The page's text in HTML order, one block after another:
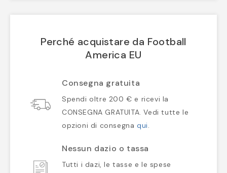
Perché acquistare da Football
America EU
Consegna gratuita
Spendi oltre 200 € e ricevi la
CONSEGNA GRATUITA. Vedi tutte le
opzioni di consegna qui.
Nessun dazio o tassa
Tutti i dazi, le tasse e le spese